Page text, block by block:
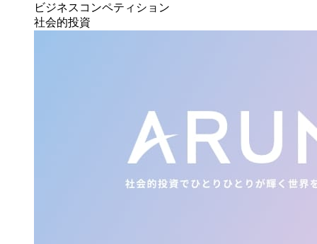
ビジネスコンペティション
社会的投資